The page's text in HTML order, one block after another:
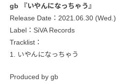
gb 『いやんになっちゃう』
Release Date：2021.06.30 (Wed.)
Label：SiVA Records
Tracklist：
1. いやんになっちゃう
Produced by gb